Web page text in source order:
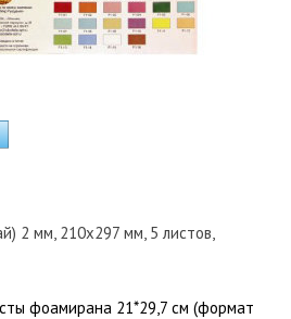
2 мм, 210х297 мм, 5 листов,
фоамирана 21*29,7 см (формат